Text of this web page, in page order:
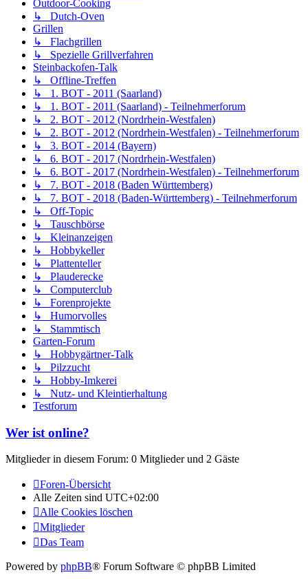
Outdoor-Cooking
↳ Dutch-Oven
Grillen
↳ Flachgrillen
↳ Spezielle Grillverfahren
Steinbackofen-Talk
↳ Offline-Treffen
↳ 1. BOT - 2011 (Saarland)
↳ 1. BOT - 2011 (Saarland) - Teilnehmerforum
↳ 2. BOT - 2012 (Nordrhein-Westfalen)
↳ 2. BOT - 2012 (Nordrhein-Westfalen) - Teilnehmerforum
↳ 3. BOT - 2014 (Bayern)
↳ 6. BOT - 2017 (Nordrhein-Westfalen)
↳ 6. BOT - 2017 (Nordrhein-Westfalen) - Teilnehmerforum
↳ 7. BOT - 2018 (Baden Württemberg)
↳ 7. BOT - 2018 (Baden-Württemberg) - Teilnehmerforum
↳ Off-Topic
↳ Tauschbörse
↳ Kleinanzeigen
↳ Hobbykeller
↳ Plattenteller
↳ Plauderecke
↳ Computerclub
↳ Forenprojekte
↳ Humorvolles
↳ Stammtisch
Garten-Forum
↳ Hobbygärtner-Talk
↳ Pilzzucht
↳ Hobby-Imkerei
↳ Nutz- und Kleintierhaltung
Testforum
Wer ist online?
Mitglieder in diesem Forum: 0 Mitglieder und 2 Gäste
Foren-Übersicht
Alle Zeiten sind UTC+02:00
Alle Cookies löschen
Mitglieder
Das Team
Powered by phpBB® Forum Software © phpBB Limited